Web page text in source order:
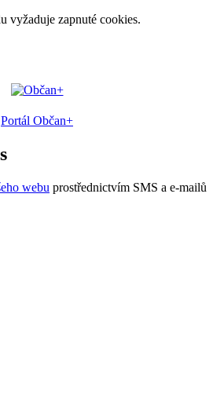
vyžaduje zapnuté cookies.
Portál Občan+
webu prostřednictvím SMS a e-mailů